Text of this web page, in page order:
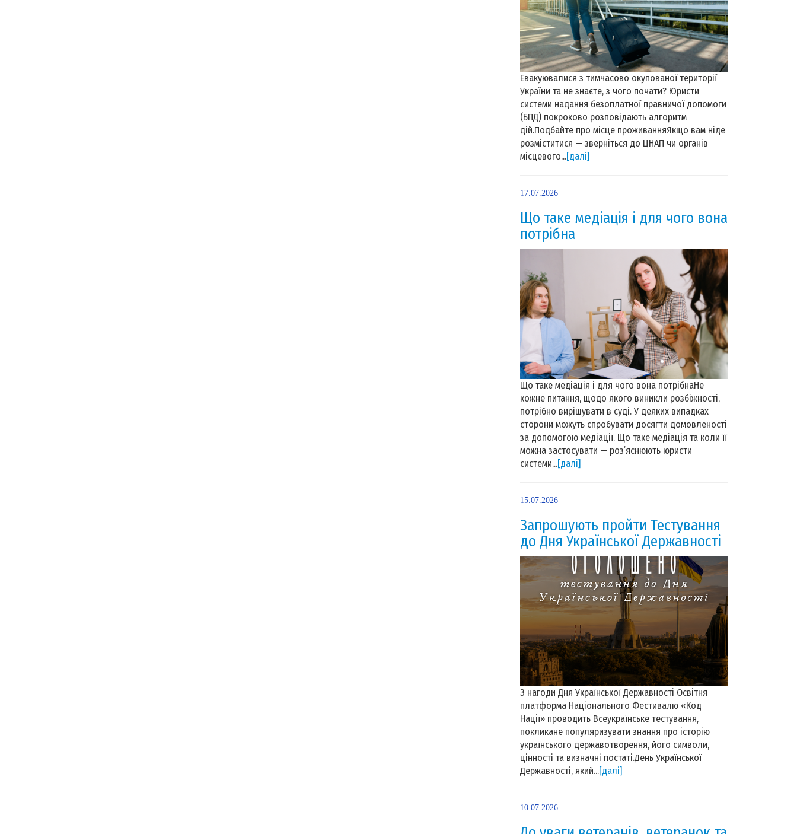
Евакуювалися з тимчасово окупованої території
України та не знаєте, з чого почати? Юристи
системи надання безоплатної правничої допомоги
(БПД) покроково розповідають алгоритм
дій.Подбайте про місце проживанняЯкщо вам ніде
розміститися — зверніться до ЦНАП чи органів
місцевого...[далі]
17.07.2026
Що таке медіація і для чого вона
потрібна
Що таке медіація і для чого вона потрібнаНе
кожне питання, щодо якого виникли розбіжності,
потрібно вирішувати в суді. У деяких випадках
сторони можуть спробувати досягти домовленості
за допомогою медіації. Що таке медіація та коли її
можна застосувати — роз’яснюють юристи
системи...[далі]
15.07.2026
Запрошують пройти Тестування
до Дня Української Державності
З нагоди Дня Української Державності Освітня
платформа Національного Фестивалю «Код
Нації» проводить Всеукраїнське тестування,
покликане популяризувати знання про історію
українського державотворення, його символи,
цінності та визначні постаті.День Української
Державності, який...[далі]
10.07.2026